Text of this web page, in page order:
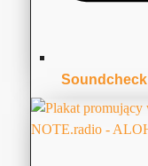
Soundcheck